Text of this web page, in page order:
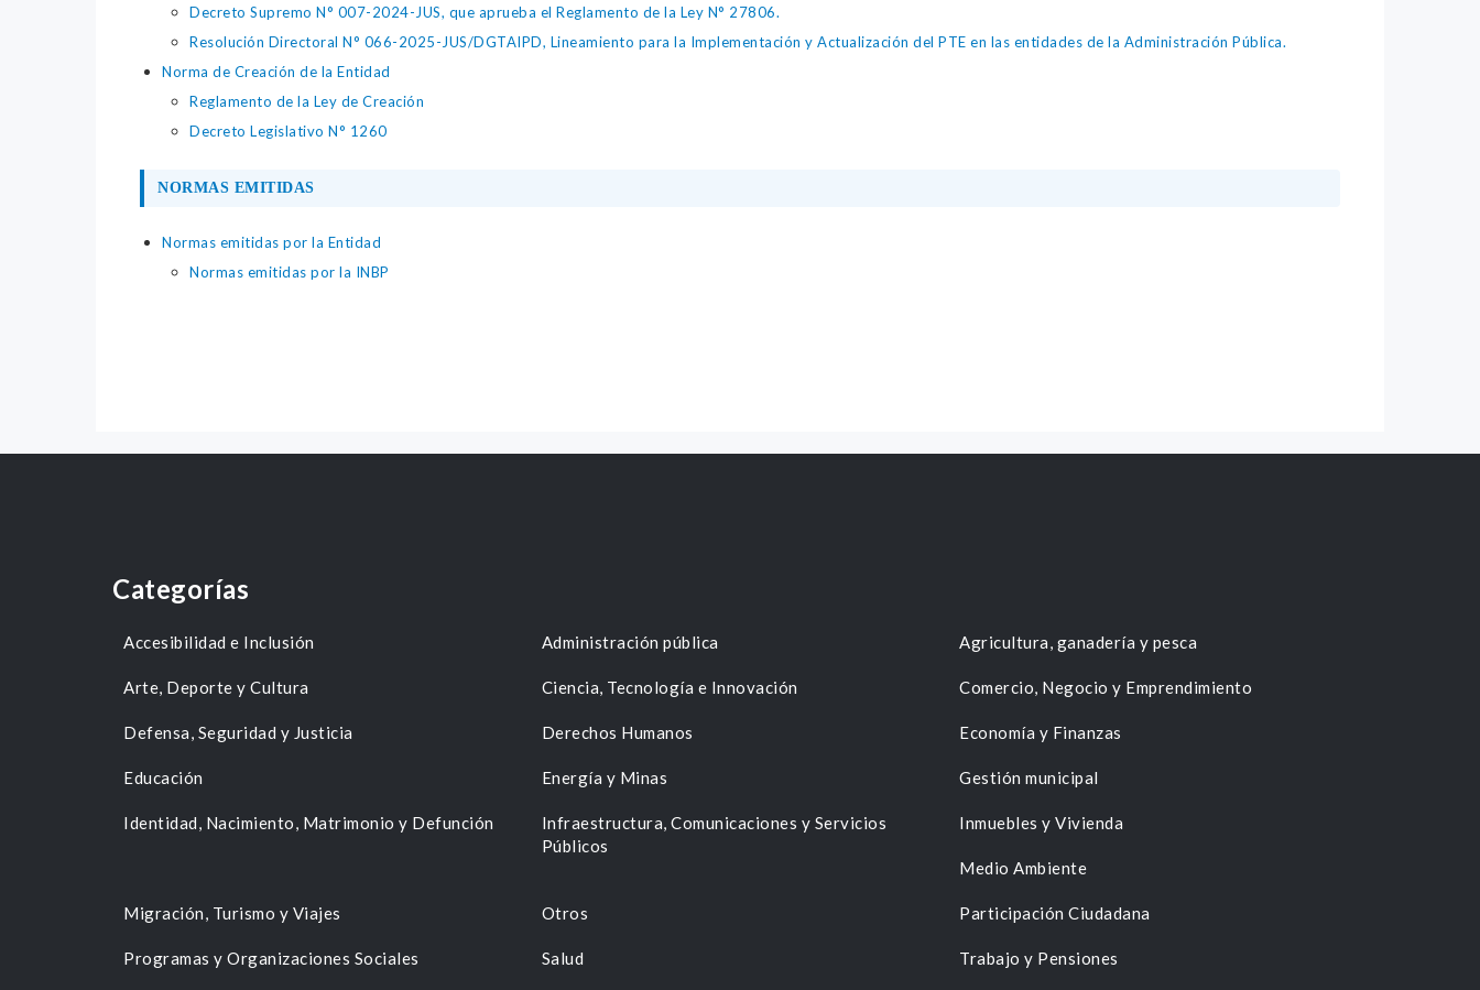
Decreto Supremo N° 007-2024-JUS, que aprueba el Reglamento de la Ley N° 27806.
Resolución Directoral N° 066-2025-JUS/DGTAIPD, Lineamiento para la Implementación y Actualización del PTE en las entidades de la Administración Pública.
Norma de Creación de la Entidad
Reglamento de la Ley de Creación
Decreto Legislativo N° 1260
NORMAS EMITIDAS
Normas emitidas por la Entidad
Normas emitidas por la INBP
Categorías
Accesibilidad e Inclusión Administración pública Agricultura, ganadería y pesca
Arte, Deporte y Cultura Ciencia, Tecnología e Innovación Comercio, Negocio y Emprendimiento
Defensa, Seguridad y Justicia Derechos Humanos Economía y Finanzas
Educación Energía y Minas Gestión municipal
Identidad, Nacimiento, Matrimonio y Defunción
Infraestructura, Comunicaciones y Servicios
Públicos
Inmuebles y Vivienda
Medio Ambiente
Migración, Turismo y Viajes Otros Participación Ciudadana
Programas y Organizaciones Sociales Salud Trabajo y Pensiones